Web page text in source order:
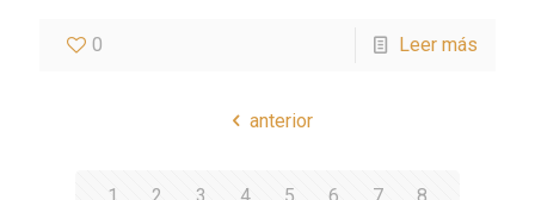
0 Leer más
anterior